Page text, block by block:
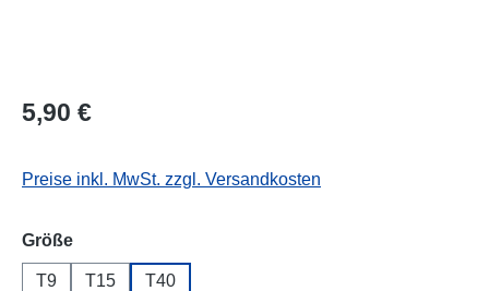
Regulärer Preis:
5,90 €
Preise inkl. MwSt. zzgl. Versandkosten
Größeauswählen
T9 T15 T40